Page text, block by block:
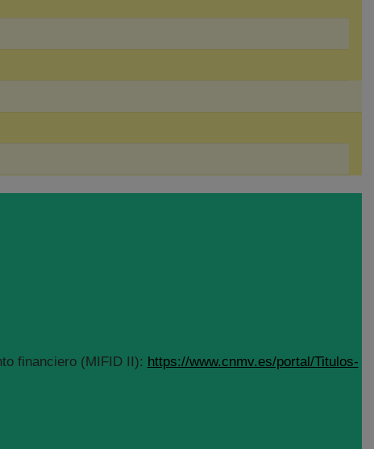
financiero (MIFID II): https://www.cnmv.es/portal/Titulos-